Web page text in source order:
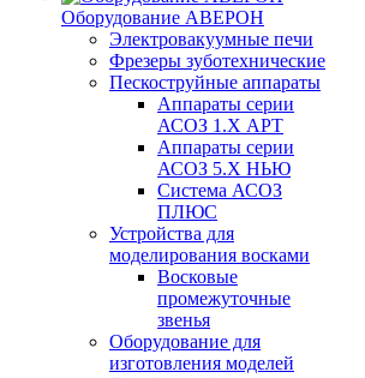
Оборудование АВЕРОН
Электровакуумные печи
Фрезеры зуботехнические
Пескоструйные аппараты
Аппараты серии
АСОЗ 1.Х АРТ
Аппараты серии
АСОЗ 5.Х НЬЮ
Система АСОЗ
ПЛЮС
Устройства для
моделирования восками
Восковые
промежуточные
звенья
Оборудование для
изготовления моделей